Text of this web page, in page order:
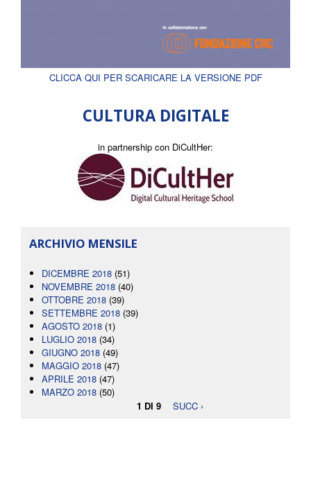
CLICCA QUI PER SCARICARE LA VERSIONE PDF
CULTURA DIGITALE
in partnership con DiCultHer:
ARCHIVIO MENSILE
DICEMBRE 2018 (51)
NOVEMBRE 2018 (40)
OTTOBRE 2018 (39)
SETTEMBRE 2018 (39)
AGOSTO 2018 (1)
LUGLIO 2018 (34)
GIUGNO 2018 (49)
MAGGIO 2018 (47)
APRILE 2018 (47)
MARZO 2018 (50)
1 DI 9
SUCC ›